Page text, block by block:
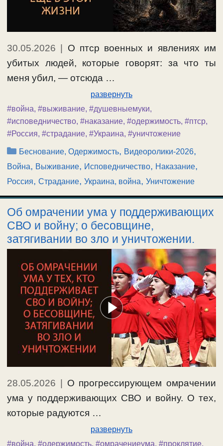
30.05.2026
О птср военных и явлениях им
убитых людей, которые говорят: за что ты
меня убил, — отсюда …
развернуть
#война, #выживание, #душевныемуки,
#исповедничество, #наказание, #одержимость, #птср,
#Россия, #страдание, #Украина, #уничтожение
Рубрики
Беснование, Одержимость, Видеоролики-2026,
Война, Выживание, Исповедничество, Наказание,
Россия, Страдание, Украина, война, Уничтожение
Об омрачении ума у поддерживающих
СВО и войну; о бесовщине,
затягивании во зло и уничтожении.
28.05.2026
О прогрессирующем омрачении
ума у поддерживающих СВО и войну. О тех,
которые радуются …
развернуть
#война, #одержимость, #омрачениеума, #проклятие,